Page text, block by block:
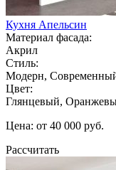
Кухня Апельсин
Материал фасада:
Акрил
Стиль:
Модерн,
Цвет:
Глянцевый,
Цена: от 40 000 руб.
Рассчитать